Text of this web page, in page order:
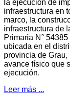
la ejecución de
infraestructura en
marco, la
infraestructura de
Primaria N°
ubicada en el
provincia de
avance físico que
ejecución.
Leer más ...